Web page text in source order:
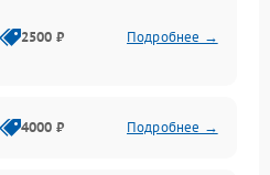
проблемы
2500 ₽ Подробнее →
4000 ₽ Подробнее →